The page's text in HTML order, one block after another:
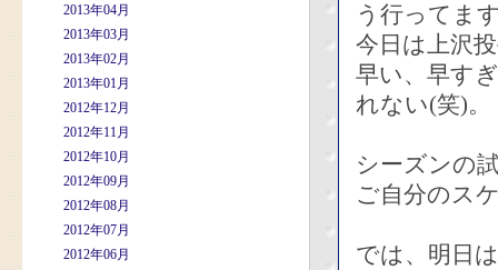
2013年04月
2013年03月
2013年02月
2013年01月
2012年12月
2012年11月
2012年10月
2012年09月
2012年08月
2012年07月
2012年06月
う行ってま
今日は上沢
早い、早す
れない(笑)。
シーズンの
ご自分のス
では、明日